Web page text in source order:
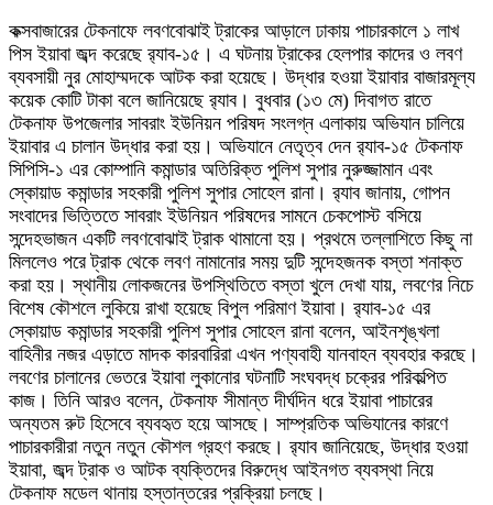
কক্সবাজারের টেকনাফে লবণবোঝাই ট্রাকের আড়ালে ঢাকায় পাচারকালে ১ লাখ
পিস ইয়াবা জব্দ করেছে র‌্যাব-১৫। এ ঘটনায় ট্রাকের হেলপার কাদের ও লবণ
ব্যবসায়ী নুর মোহাম্মদকে আটক করা হয়েছে। উদ্ধার হওয়া ইয়াবার বাজারমূল্য
কয়েক কোটি টাকা বলে জানিয়েছে র‌্যাব। বুধবার (১৩ মে) দিবাগত রাতে
টেকনাফ উপজেলার সাবরাং ইউনিয়ন পরিষদ সংলগ্ন এলাকায় অভিযান চালিয়ে
ইয়াবার এ চালান উদ্ধার করা হয়। অভিযানে নেতৃত্ব দেন র‌্যাব-১৫ টেকনাফ
সিপিসি-১ এর কোম্পানি কমান্ডার অতিরিক্ত পুলিশ সুপার নুরুজ্জামান এবং
স্কোয়াড কমান্ডার সহকারী পুলিশ সুপার সোহেল রানা। র‌্যাব জানায়, গোপন
সংবাদের ভিত্তিতে সাবরাং ইউনিয়ন পরিষদের সামনে চেকপোস্ট বসিয়ে
সন্দেহভাজন একটি লবণবোঝাই ট্রাক থামানো হয়। প্রথমে তল্লাশিতে কিছু না
মিললেও পরে ট্রাক থেকে লবণ নামানোর সময় দুটি সন্দেহজনক বস্তা শনাক্ত
করা হয়। স্থানীয় লোকজনের উপস্থিতিতে বস্তা খুলে দেখা যায়, লবণের নিচে
বিশেষ কৌশলে লুকিয়ে রাখা হয়েছে বিপুল পরিমাণ ইয়াবা। র‌্যাব-১৫ এর
স্কোয়াড কমান্ডার সহকারী পুলিশ সুপার সোহেল রানা বলেন, আইনশৃঙ্খলা
বাহিনীর নজর এড়াতে মাদক কারবারিরা এখন পণ্যবাহী যানবাহন ব্যবহার করছে।
লবণের চালানের ভেতরে ইয়াবা লুকানোর ঘটনাটি সংঘবদ্ধ চক্রের পরিকল্পিত
কাজ। তিনি আরও বলেন, টেকনাফ সীমান্ত দীর্ঘদিন ধরে ইয়াবা পাচারের
অন্যতম রুট হিসেবে ব্যবহৃত হয়ে আসছে। সাম্প্রতিক অভিযানের কারণে
পাচারকারীরা নতুন নতুন কৌশল গ্রহণ করছে। র‌্যাব জানিয়েছে, উদ্ধার হওয়া
ইয়াবা, জব্দ ট্রাক ও আটক ব্যক্তিদের বিরুদ্ধে আইনগত ব্যবস্থা নিয়ে
টেকনাফ মডেল থানায় হস্তান্তরের প্রক্রিয়া চলছে।